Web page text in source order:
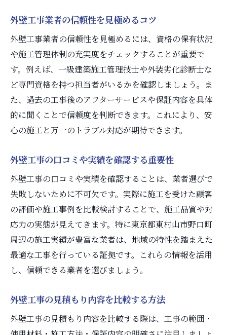
外壁工事業者の信頼性を見極めるコツ
外壁工事業者の信頼性を見極めるには、資格の保有状況
や施工管理体制の充実度をチェックすることが重要で
す。例えば、一級建築施工管理技士や外装劣化診断士な
ど専門資格を持つ担当者がいるかを確認しましょう。ま
た、過去の工事後のアフターサービスや保証内容を具体
的に聞くことで信頼度を判断できます。これにより、安
心の施工と万一のトラブル対応が期待できます。
外壁工事の口コミや実績を確認する重要性
外壁工事の口コミや実績を確認することは、業者選びで
失敗しないために不可欠です。実際に施工を受けた顧客
の評価や施工事例を比較検討することで、施工品質や対
応力の実態が見えてきます。特に東京都東村山市野口町
周辺の施工実績が豊富な業者は、地域の特性を踏まえた
最適な工事を行っている証拠です。これらの情報を活用
し、信頼できる業者を選びましょう。
外壁工事の見積もり内容を比較する方法
外壁工事の見積もり内容を比較する際は、工事の範囲・